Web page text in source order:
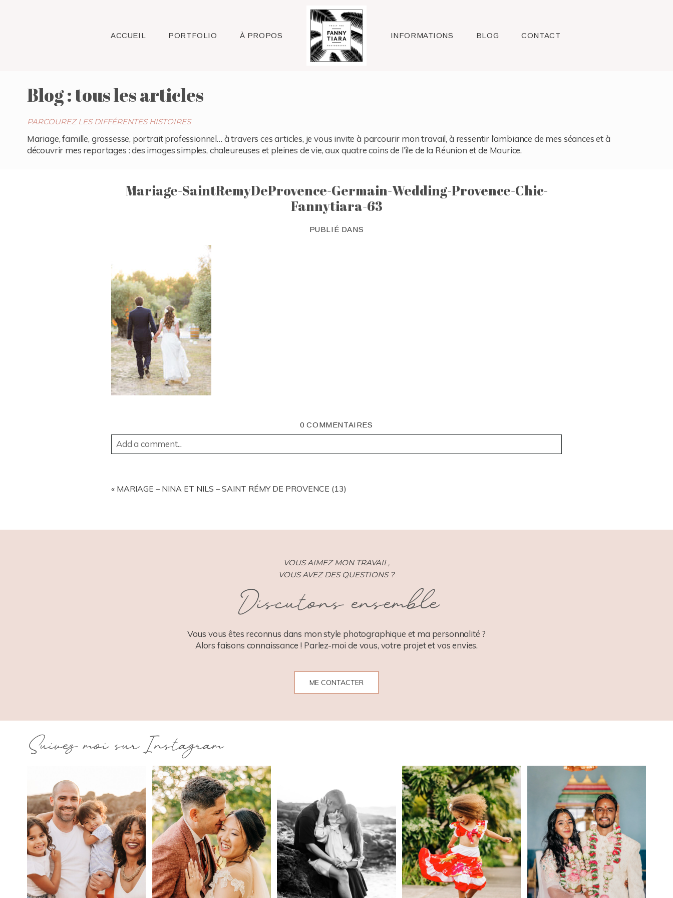
ACCUEIL PORTFOLIO À PROPOS Raleigh INFORMATIONS BLOG CONTACT
Blog : tous les articles
PARCOUREZ LES DIFFÉRENTES HISTOIRES
Mariage, famille, grossesse, portrait professionnel… à travers ces articles, je vous invite à parcourir mon travail, à ressentir l’ambiance de mes séances et à
découvrir mes reportages : des images simples, chaleureuses et pleines de vie, aux quatre coins de l’île de la Réunion et de Maurice.
Mariage-SaintRemyDeProvence-Germain-Wedding-Provence-Chic-
Fannytiara-63
PUBLIÉ DANS
0 COMMENTAIRES
Add a comment...
« MARIAGE – NINA ET NILS – SAINT RÉMY DE PROVENCE (13)
VOUS AIMEZ MON TRAVAIL,
VOUS AVEZ DES QUESTIONS ?
Discutons ensemble
Vous vous êtes reconnus dans mon style photographique et ma personnalité ?
Alors faisons connaissance ! Parlez-moi de vous, votre projet et vos envies.
ME CONTACTER
Suivez moi sur Instagram